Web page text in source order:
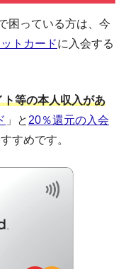
困っている方は、今
トカードに入会する
等の本人収入があ
」と20％還元の入会
すめです。